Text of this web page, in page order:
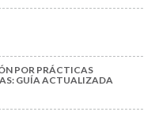
POR PRÁCTICAS
GUÍA ACTUALIZADA